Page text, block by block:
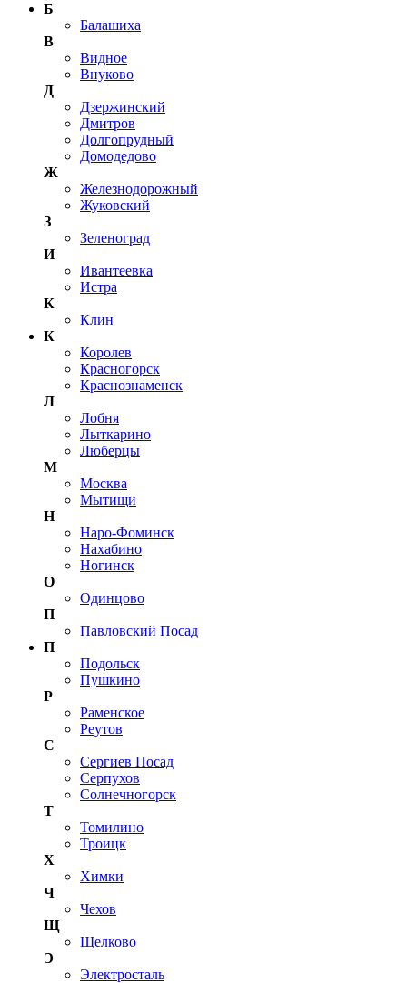
Б
Балашиха
В
Видное
Внуково
Д
Дзержинский
Дмитров
Долгопрудный
Домодедово
Ж
Железнодорожный
Жуковский
З
Зеленоград
И
Ивантеевка
Истра
К
Клин
К
Королев
Красногорск
Краснознаменск
Л
Лобня
Лыткарино
Люберцы
М
Москва
Мытищи
Н
Наро-Фоминск
Нахабино
Ногинск
О
Одинцово
П
Павловский Посад
П
Подольск
Пушкино
Р
Раменское
Реутов
С
Сергиев Посад
Серпухов
Солнечногорск
Т
Томилино
Троицк
Х
Химки
Ч
Чехов
Щ
Щелково
Э
Электросталь